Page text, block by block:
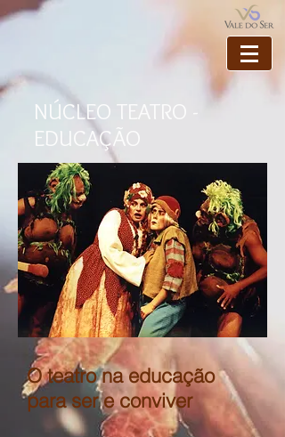
NÚCLEO TEATRO -
EDUCAÇÃO
O teatro na educação
para ser e conviver